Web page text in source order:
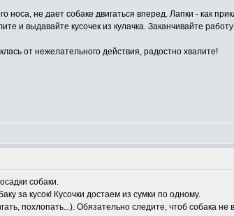
не дает собаке двигаться вперед. Лапки - как
и выдавайте кусочек из кулачка. Заканчивайте
от нежелательного действия, радостно хвалите!
собаки.
за кусок! Кусочки достаем из сумки по одному.
похлопать...). Обязательно следите, чтоб собака